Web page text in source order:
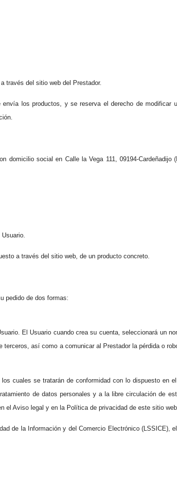
través del sitio web del Prestador.
los productos, y se reserva el derecho de modificar
social en Calle la Vega 111, 09194-Cardeñadijo
a través del sitio web, de un producto concreto.
pedido de dos formas:
El Usuario cuando crea su cuenta, seleccionará un
así como a comunicar al Prestador la pérdida o
cuales se tratarán de conformidad con lo dispuesto en
de datos personales y a la libre circulación de
el Aviso legal y en la Política de privacidad de este sitio web.
de la Información y del Comercio Electrónico (LSSICE),